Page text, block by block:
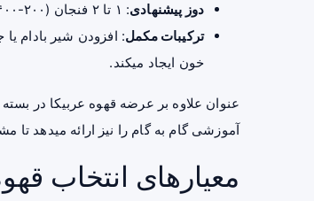
دوز پیشنهادی: ۱ تا ۲ فنجان (۲۰۰-۴۰۰ میلی‌ لیتر) در روز. افراد حساس به کافئین با نصف فنجان شروع کنند.
ترکیبات مکمل: افزودن شیر بادام
خون ایجاد میکند.
آموزشی گام‌ به‌ گام را نیز ارائه میدهد تا
معیارهای انتخاب